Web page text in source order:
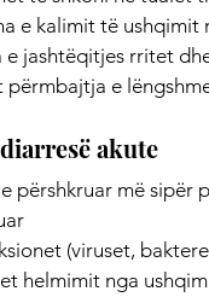
e kalimit të ushqimit
e jashtëqitjes rritet
përmbajtja e
akute
përshkruar më sipër
(viruset,
helmimit nga